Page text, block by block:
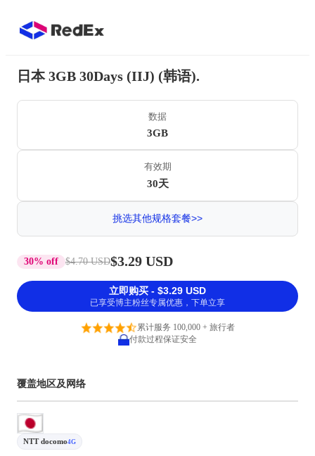
日本 3GB 30Days (IIJ) (韩语).
数据
3GB
有效期
30天
挑选其他规格套餐>>
30% off $4.70 USD$3.29 USD
立即购买 - $3.29 USD
已享受博主粉丝专属优惠，下单立享
累计服务 100,000 + 旅行者
付款过程保证安全
覆盖地区及网络
NTT docomo4G